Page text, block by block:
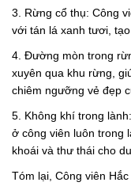
3. Rừng cổ thụ: Công
với tán lá xanh tươi,
4. Đường mòn trong
xuyên qua khu rừng,
chiêm ngưỡng vẻ đẹp
5. Không khí trong
ở công viên luôn trong
khoái và thư thái cho
Tóm lại, Công viên